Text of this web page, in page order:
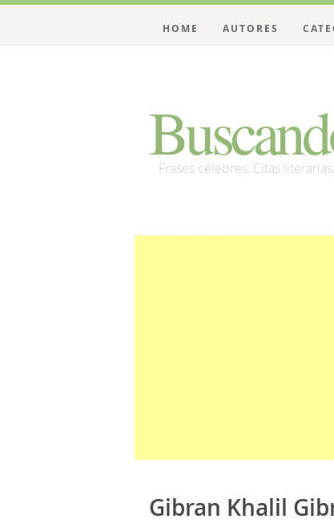
Frases célebres, Citas
HOME AUTORES
Gibran Khalil